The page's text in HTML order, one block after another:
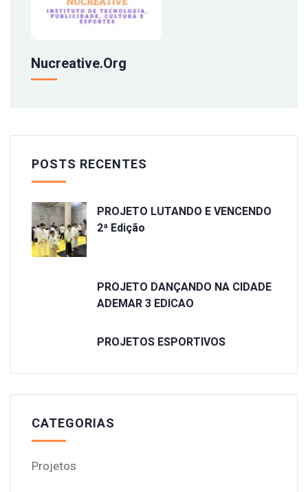
Nucreative.org
POSTS RECENTES
PROJETO LUTANDO E VENCENDO
2ª Edição
PROJETO DANÇANDO NA CIDADE
ADEMAR 3 EDICAO
PROJETOS ESPORTIVOS
CATEGORIAS
Projetos